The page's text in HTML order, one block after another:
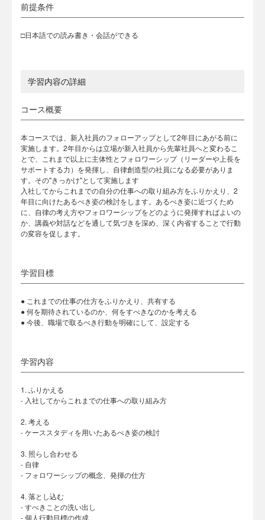
前提条件
□日本語での読み書き・会話ができる
学習内容の詳細
コース概要
本コースでは、新入社員のフォローアップとして2年目にあがる前に
実施します。2年目からは立場が新入社員から先輩社員へと変わるこ
とで、これまで以上に主体性とフォロワーシップ（リーダーや上長を
サポートする力）を発揮し、自律創造型の社員になる必要がありま
す。その"きっかけ"として実施します
入社してからこれまでの自分の仕事への取り組み方をふりかえり、2
年目に向けたあるべき姿の検討をします。あるべき姿に近づくため
に、自律の考え方やフォロワーシップをどのように発揮すればよいの
か、講義や対話などを通して気づきを深め、深く内省することで行動
の変容を促します。
学習目標
● これまでの仕事の仕方をふりかえり、共有する
● 何を期待されているのか、何をすべきなのかを考える
● 今後、職場で取るべき行動を明確にして、設定する
学習内容
1. ふりかえる
- 入社してからこれまでの仕事への取り組み方
2. 考える
- ケーススタディを用いたあるべき姿の検討
3. 照らし合わせる
- 自律
- フォロワーシップの概念、発揮の仕方
4. 落とし込む
- すべきことの洗い出し
- 個人行動目標の作成